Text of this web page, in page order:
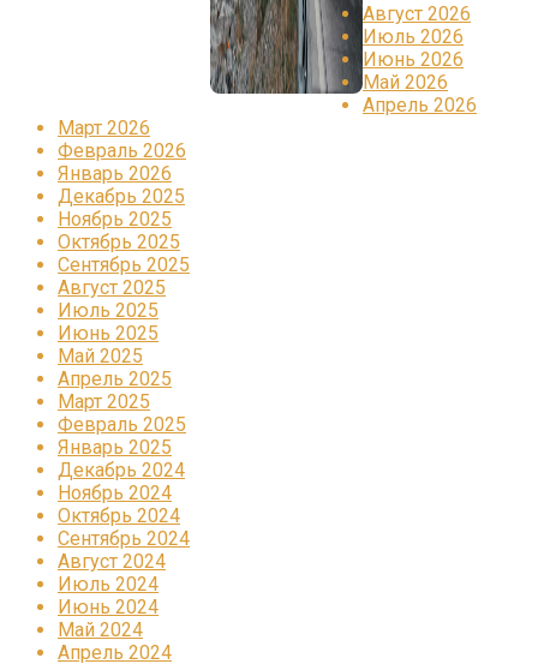
Август 2026
Июль 2026
Июнь 2026
Май 2026
Апрель 2026
Март 2026
Февраль 2026
Январь 2026
Декабрь 2025
Ноябрь 2025
Октябрь 2025
Сентябрь 2025
Август 2025
Июль 2025
Июнь 2025
Май 2025
Апрель 2025
Март 2025
Февраль 2025
Январь 2025
Декабрь 2024
Ноябрь 2024
Октябрь 2024
Сентябрь 2024
Август 2024
Июль 2024
Июнь 2024
Май 2024
Апрель 2024